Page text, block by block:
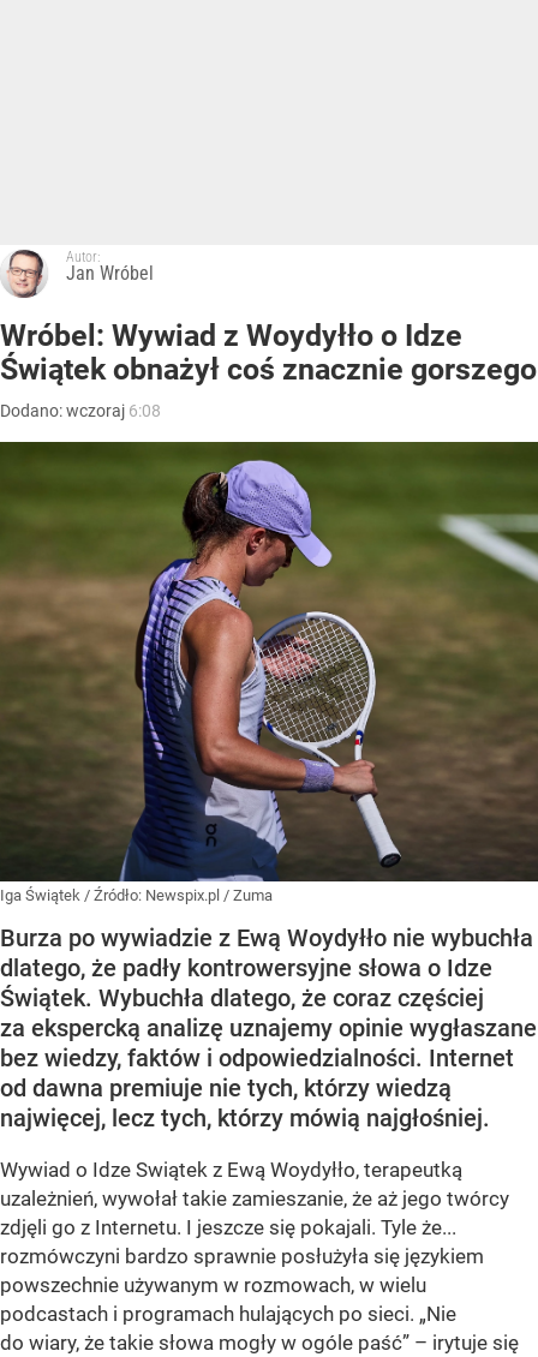
Autor:
Jan Wróbel
Wróbel: Wywiad z Woydyłło o Idze
Świątek obnażył coś znacznie gorszego
Dodano:wczoraj 6:08
Iga Świątek / Źródło: Newspix.pl / Zuma
Burza po wywiadzie z Ewą Woydyłło nie wybuchła
dlatego, że padły kontrowersyjne słowa o Idze
Świątek. Wybuchła dlatego, że coraz częściej
za ekspercką analizę uznajemy opinie wygłaszane
bez wiedzy, faktów i odpowiedzialności. Internet
od dawna premiuje nie tych, którzy wiedzą
najwięcej, lecz tych, którzy mówią najgłośniej.
Wywiad o Idze Swiątek z Ewą Woydyłło, terapeutką
uzależnień, wywołał takie zamieszanie, że aż jego twórcy
zdjęli go z Internetu. I jeszcze się pokajali. Tyle że...
rozmówczyni bardzo sprawnie posłużyła się językiem
powszechnie używanym w rozmowach, w wielu
podcastach i programach hulających po sieci. „Nie
do wiary, że takie słowa mogły w ogóle paść” – irytuje się